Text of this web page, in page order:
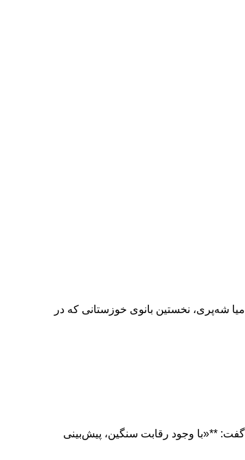
را داشتم به گزارش رسانه پی نوشت سامیا شه‌پری، نخستین بانوی خوزستانی که در
مدال برنز ۳۰۰۰ متر را کسب کرد، در جمع خبرنگاران گفت: **«با وجود رقابت سنگین، پیش‌بینی